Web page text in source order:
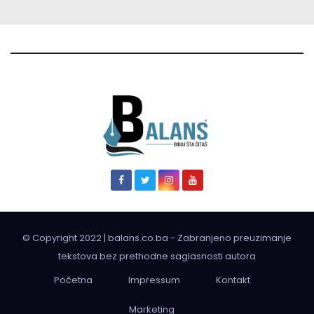
© Copyright 2022 | balans.co.ba - Zabranjeno preuzimanje
tekstova bez prethodne saglasnosti autora
Početna
Impressum Kontakt
Marketing